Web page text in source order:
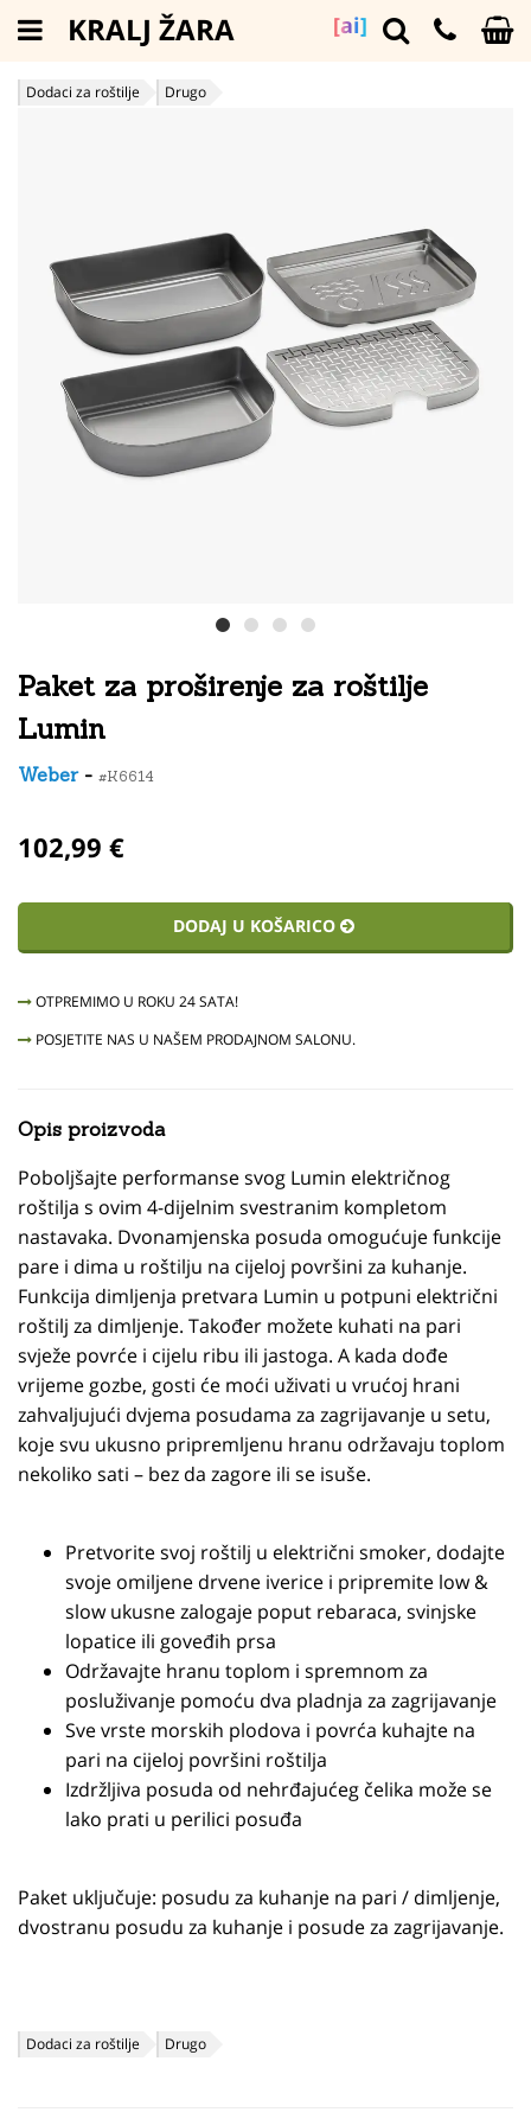
[ai]
KRALJ ŽARA
Dodaci za roštilje Drugo
Paket za proširenje za roštilje
Lumin
Weber- #K6614
102,99 €
DODAJ U KOŠARICO
OTPREMIMO U ROKU 24 SATA!
POSJETITE NAS U NAŠEM PRODAJNOM SALONU.
Opis proizvoda
Poboljšajte performanse svog Lumin električnog
roštilja s ovim 4-dijelnim svestranim kompletom
nastavaka. Dvonamjenska posuda omogućuje funkcije
pare i dima u roštilju na cijeloj površini za kuhanje.
Funkcija dimljenja pretvara Lumin u potpuni električni
roštilj za dimljenje. Također možete kuhati na pari
svježe povrće i cijelu ribu ili jastoga. A kada dođe
vrijeme gozbe, gosti će moći uživati u vrućoj hrani
zahvaljujući dvjema posudama za zagrijavanje u setu,
koje svu ukusno pripremljenu hranu održavaju toplom
nekoliko sati – bez da zagore ili se isuše.
Pretvorite svoj roštilj u električni smoker, dodajte
svoje omiljene drvene iverice i pripremite low &
slow ukusne zalogaje poput rebaraca, svinjske
lopatice ili goveđih prsa
Održavajte hranu toplom i spremnom za
posluživanje pomoću dva pladnja za zagrijavanje
Sve vrste morskih plodova i povrća kuhajte na
pari na cijeloj površini roštilja
Izdržljiva posuda od nehrđajućeg čelika može se
lako prati u perilici posuđa
Paket uključuje: posudu za kuhanje na pari / dimljenje,
dvostranu posudu za kuhanje i posude za zagrijavanje.
Dodaci za roštilje Drugo